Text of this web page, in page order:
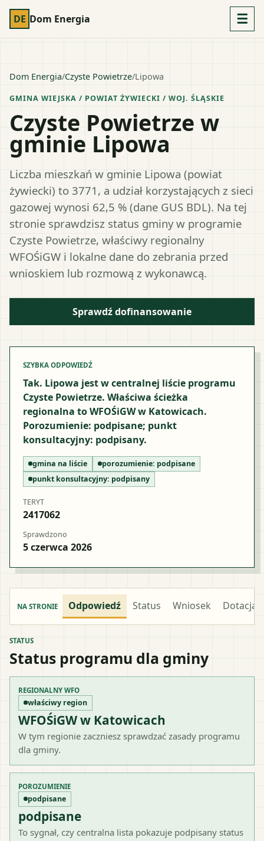
DE Dom Energia ☰
Dom Energia/Czyste Powietrze/Lipowa
GMINA WIEJSKA / POWIAT ŻYWIECKI / WOJ. ŚLĄSKIE
Czyste Powietrze w
gminie Lipowa
Liczba mieszkań w gminie Lipowa (powiat
żywiecki) to 3771, a udział korzystających z sieci
gazowej wynosi 62,5 % (dane GUS BDL). Na tej
stronie sprawdzisz status gminy w programie
Czyste Powietrze, właściwy regionalny
WFOŚiGW i lokalne dane do zebrania przed
wnioskiem lub rozmową z wykonawcą.
Sprawdź dofinansowanie
SZYBKA ODPOWIEDŹ
Tak. Lipowa jest w centralnej liście programu
Czyste Powietrze. Właściwa ścieżka
regionalna to WFOŚiGW w Katowicach.
Porozumienie: podpisane; punkt
konsultacyjny: podpisany.
gmina na liście porozumienie: podpisane
punkt konsultacyjny: podpisany
TERYT
2417062
Sprawdzono
5 czerwca 2026
NA STRONIE Odpowiedź Status Wniosek Dotacja
STATUS
Status programu dla gminy
REGIONALNY WFO
właściwy region
WFOŚiGW w Katowicach
W tym regionie zaczniesz sprawdzać zasady programu
dla gminy.
POROZUMIENIE
podpisane
podpisane
To sygnał, czy centralna lista pokazuje podpisany status